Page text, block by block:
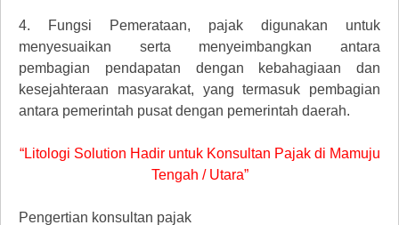
4.
Fungsi Pemerataan, pajak digunakan untuk
menyesuaikan serta menyeimbangkan antara
pembagian pendapatan dengan kebahagiaan dan
kesejahteraan masyarakat, yang termasuk pembagian
antara pemerintah pusat dengan pemerintah daerah.
“Litologi Solution Hadir untuk Konsultan Pajak di Mamuju
Tengah / Utara”
Pengertian konsultan pajak